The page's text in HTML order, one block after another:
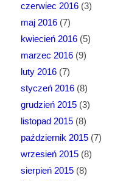
czerwiec 2016(3)
maj 2016(7)
kwiecień 2016(5)
marzec 2016(9)
luty 2016(7)
styczeń 2016(8)
grudzień 2015(3)
listopad 2015(8)
październik 2015(7)
wrzesień 2015(8)
sierpień 2015(8)